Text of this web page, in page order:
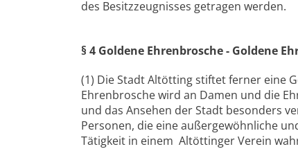
des Besitzzeugnisses getragen werden.
§ 4 Goldene Ehrenbrosche - Goldene
(1) Die Stadt Altötting stiftet ferner eine
Ehrenbrosche wird an Damen und die
und das Ansehen der Stadt besonders
Personen, die eine außergewöhnliche
Tätigkeit in einem Altöttinger Verein